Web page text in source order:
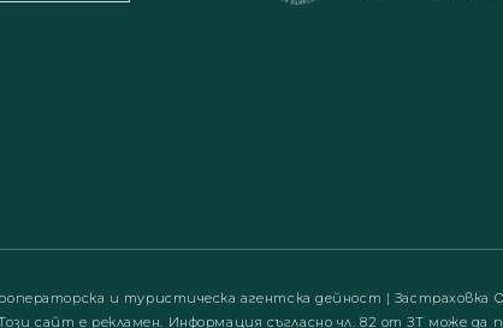
и туристическа агентска дейност | Застраховка
сайт е рекламен. Информация съгласно чл. 82 от ЗТ може